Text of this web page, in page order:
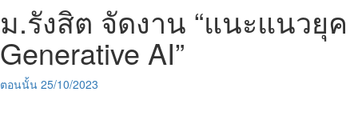
ม.รังสิต จัดงาน “แนะแนวยุค
Generative AI”
ตอนนั้น 25/10/2023